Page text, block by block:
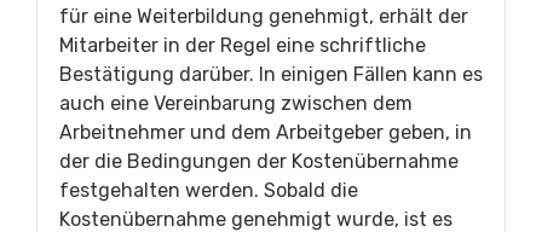
für eine Weiterbildung genehmigt, erhält der
Mitarbeiter in der Regel eine schriftliche
Bestätigung darüber. In einigen Fällen kann es
auch eine Vereinbarung zwischen dem
Arbeitnehmer und dem Arbeitgeber geben, in
der die Bedingungen der Kostenübernahme
festgehalten werden. Sobald die
Kostenübernahme genehmigt wurde, ist es